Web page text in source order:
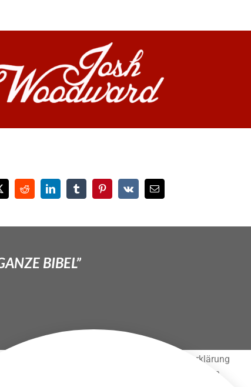
BIBEL”
werden. Lies unsere Datenschutzerklärung
Seite lesen und alle anderen Funktionen nutzen,